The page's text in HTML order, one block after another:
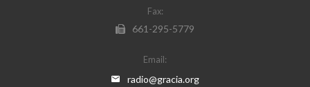
Fax:
661-295-5779
Email:
radio@gracia.org